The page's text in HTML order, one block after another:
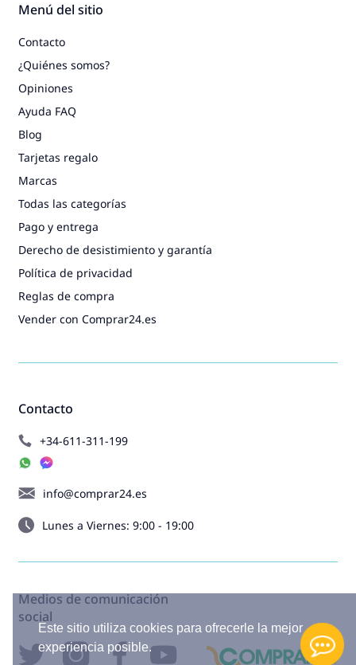
Este sitio utiliza cookies para ofrecerle la mejor
experiencia posible.
Contacto
+34-611-311-199
info@comprar24.es
Lunes a Viernes: 9:00 - 19:00
Menú del sitio
Contacto
¿Quiénes somos?
Opiniones
Ayuda FAQ
Blog
Tarjetas regalo
Marcas
Todas las categorías
Pago y entrega
Derecho de desistimiento y garantía
Política de privacidad
Reglas de compra
Vender con Comprar24.es
Medios de comunicación
social